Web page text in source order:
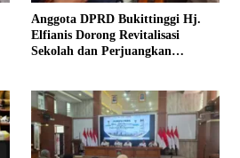
Anggota DPRD Bukittinggi Hj.
Elfianis Dorong Revitalisasi
Sekolah dan Perjuangkan